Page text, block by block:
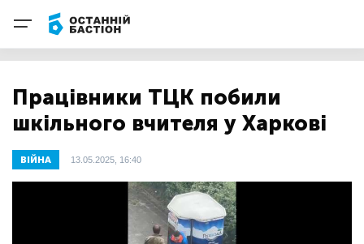
Працівники ТЦК побили
шкільного вчителя у Харкові
ВІЙНА 13.05.2025, 16:40